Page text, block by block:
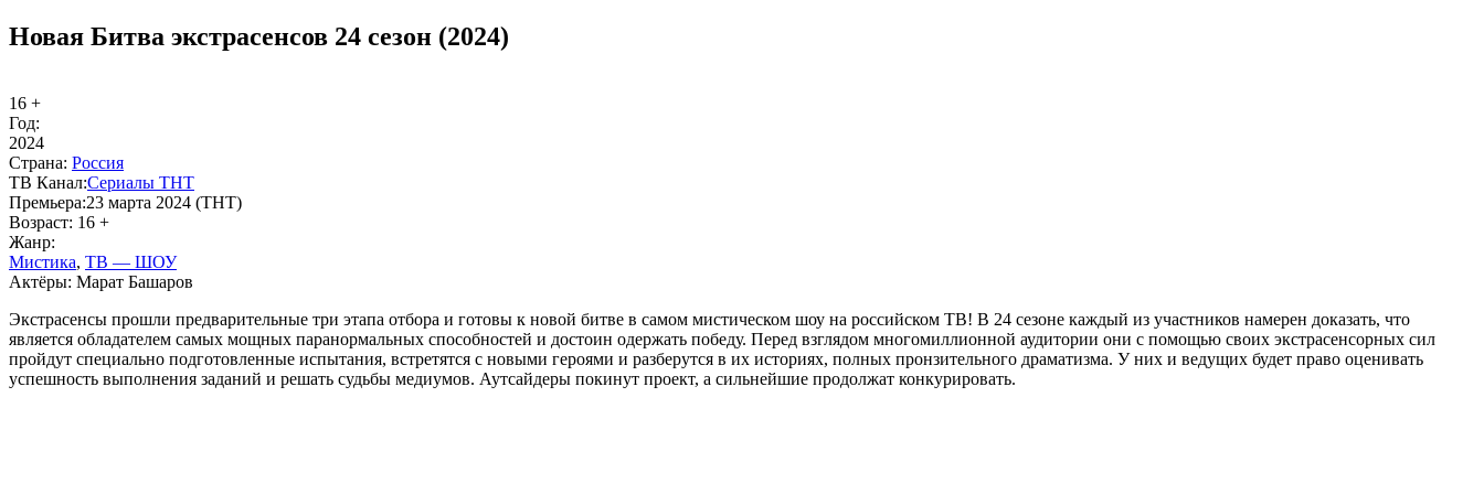
Новая Битва экстрасенсов 24 сезон (2024)
16 +
Год:
2024
Стра­на: Рос­сия
ТВ Ка­нал:Се­риа­лы ТНТ
Пре­мье­ра:23 марта 2024 (ТНТ)
Воз­раст: 16 +
Жанр:
Мис­ти­ка, ТВ — ШОУ
Ак­тё­ры: Марат Башаров
Экстрасенсы прошли предварительные три этапа отбора и готовы к новой битве в самом мистическом шоу на российском ТВ! В 24 сезоне каждый из участников намерен доказать, что
является обладателем самых мощных паранормальных способностей и достоин одержать победу. Перед взглядом многомиллионной аудитории они с помощью своих экстрасенсорных сил
пройдут специально подготовленные испытания, встретятся с новыми героями и разберутся в их историях, полных пронзительного драматизма. У них и ведущих будет право оценивать
успешность выполнения заданий и решать судьбы медиумов. Аутсайдеры покинут проект, а сильнейшие продолжат конкурировать.